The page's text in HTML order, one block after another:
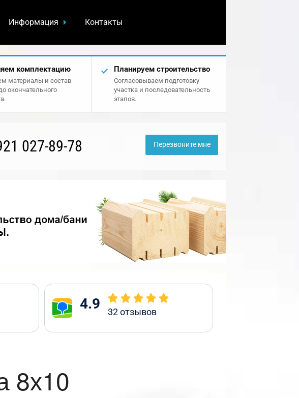
Информация Контакты
комплектацию
материалы и состав
окончательного
Планируем строительство
Согласовываем подготовку
участка и последовательность
этапов.
027-89-78 Перезвоните мне
4.9 32отзывов
8х10